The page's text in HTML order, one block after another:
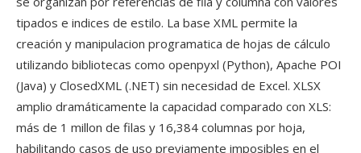
tipados e indices de estilo. La base XML permite la
creación y manipulacion programatica de hojas de cálculo
utilizando bibliotecas como openpyxl (Python), Apache POI
(Java) y ClosedXML (.NET) sin necesidad de Excel. XLSX
amplio dramáticamente la capacidad comparado con XLS:
más de 1 millon de filas y 16,384 columnas por hoja,
habilitando casos de uso previamente imposibles en el